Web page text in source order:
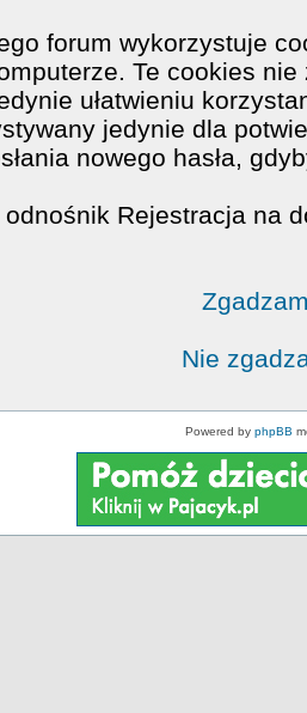
forum wykorzystuje
Te cookies
ułatwieniu
jedynie dla
nowego hasła,
Rejestracja na
Nie
Powered by phpBB